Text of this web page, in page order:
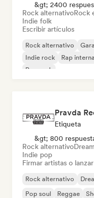
&gt; 2400
Rock alternativoRock
Indie folk
Escribir artículos
Rock alternativo
Indie rock
Rap
Pop rock
Pravda
Etiqueta
&gt; 800
Rock alternativo
Indie pop
Firmar artistas o
Rock alternativo
Pop soul
Reggae